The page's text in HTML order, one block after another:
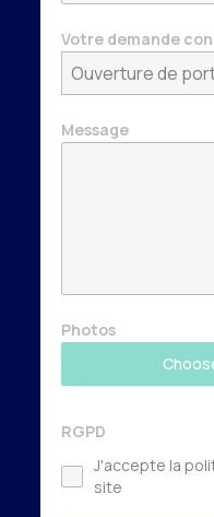
Votre demande
Ouverture de
Message
Photos
RGPD
J'accepte la
site